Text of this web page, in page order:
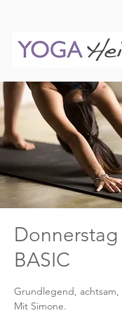
Donnerstag
BASIC
Grundlegend,
Mit Simone.